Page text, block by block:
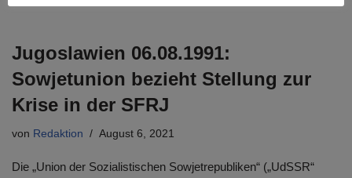
Jugoslawien 06.08.1991:
Sowjetunion bezieht Stellung zur
Krise in der SFRJ
von Redaktion August 6, 2021
Die „Union der Sozialistischen Sowjetrepubliken“ („UdSSR“